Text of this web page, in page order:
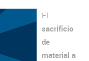
El
sacrificio
de
material a